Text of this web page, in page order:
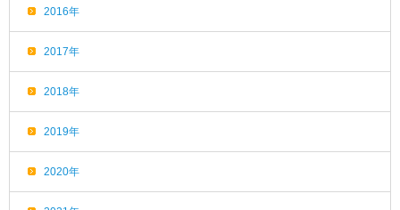
2016年
2017年
2018年
2019年
2020年